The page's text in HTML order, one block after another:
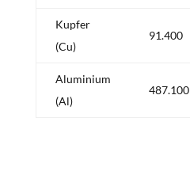
Kupfer
(Cu)
91.400
Aluminium
(Al)
487.100